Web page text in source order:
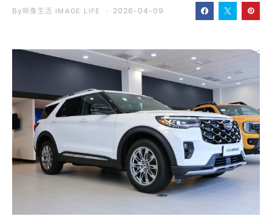
By 映像生活 IMAGE LIFE 2026-04-09